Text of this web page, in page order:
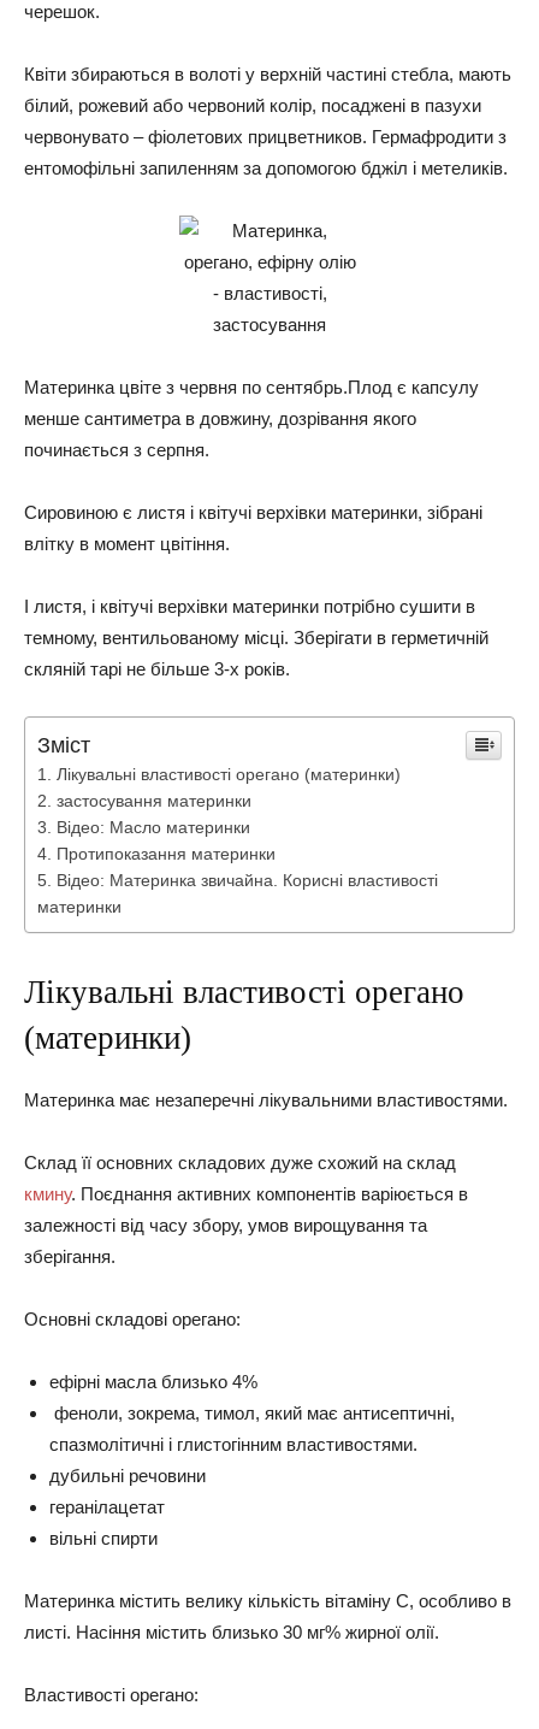
черешок.
Квіти збираються в волоті у верхній частині стебла, мають
білий, рожевий або червоний колір, посаджені в пазухи
червонувато – фіолетових прицветников. Гермафродити з
ентомофільні запиленням за допомогою бджіл і метеликів.
Материнка цвіте з червня по сентябрь.Плод є капсулу
менше сантиметра в довжину, дозрівання якого
починається з серпня.
Сировиною є листя і квітучі верхівки материнки, зібрані
влітку в момент цвітіння.
І листя, і квітучі верхівки материнки потрібно сушити в
темному, вентильованому місці. Зберігати в герметичній
скляній тарі не більше 3-х років.
Зміст
Лікувальні властивості орегано (материнки)
застосування материнки
Відео: Масло материнки
Протипоказання материнки
Відео: Материнка звичайна. Корисні властивості
материнки
Лікувальні властивості орегано
(материнки)
Материнка має незаперечні лікувальними властивостями.
Склад її основних складових дуже схожий на склад
кмину. Поєднання активних компонентів варіюється в
залежності від часу збору, умов вирощування та
зберігання.
Основні складові орегано:
ефірні масла близько 4%
феноли, зокрема, тимол, який має антисептичні,
спазмолітичні і глистогінним властивостями.
дубильні речовини
геранілацетат
вільні спирти
Материнка містить велику кількість вітаміну С, особливо в
листі. Насіння містить близько 30 мг% жирної олії.
Властивості орегано: